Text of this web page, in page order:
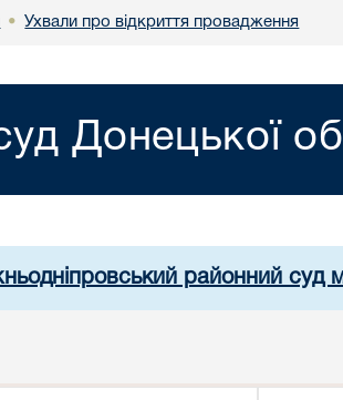
• Ухвали про відкриття провадження
Донецької
районний суд